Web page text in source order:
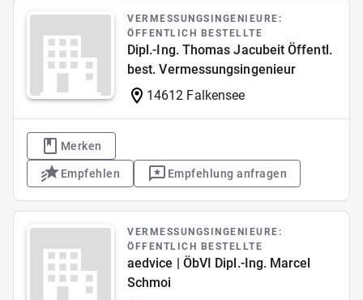
VERMESSUNGSINGENIEURE:
ÖFFENTLICH BESTELLTE
Dipl.-Ing. Thomas Jacubeit Öffentl.
best. Vermessungsingenieur
14612 Falkensee
Merken
Empfehlen Empfehlung anfragen
VERMESSUNGSINGENIEURE:
ÖFFENTLICH BESTELLTE
aedvice | ÖbVI Dipl.-Ing. Marcel
Schmoi